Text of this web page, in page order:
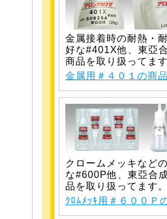
金属接着時の耐熱・
好な#401X他、東亞
商品を取り扱ってます
金属用＃４０１の商
クロームメッキなど
な#600P他、東亞合
品を取り扱ってます。
ｸﾛﾑﾒｯｷ用＃６００Ｐ